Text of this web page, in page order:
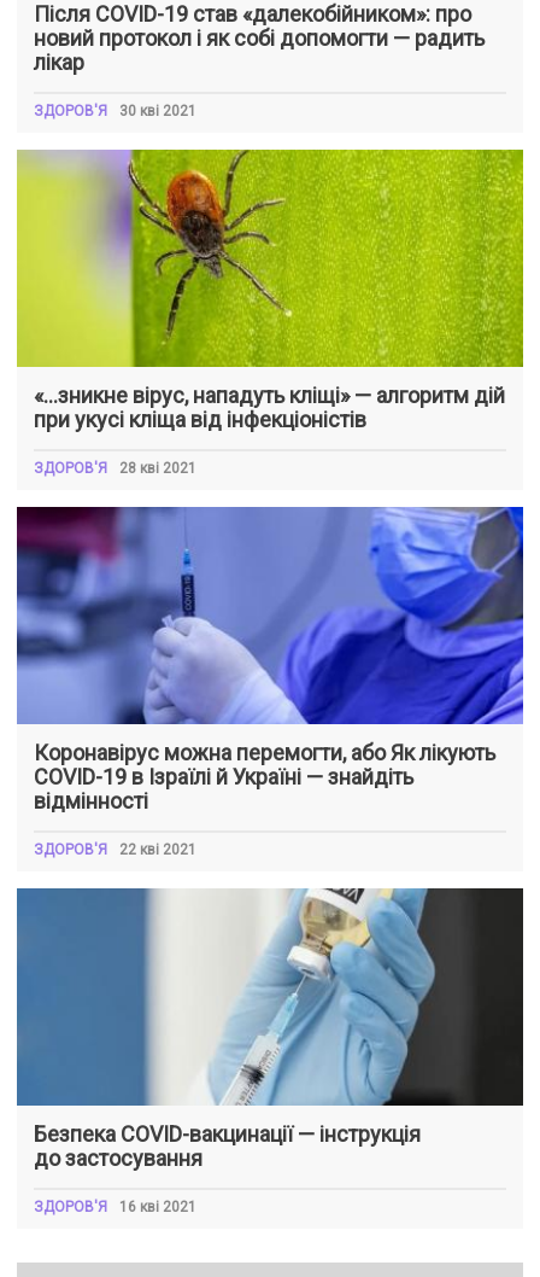
Після COVID-19 став «далекобійником»: про
новий протокол і як собі допомогти — радить
лікар
ЗДОРОВ'Я 30 кві 2021
«…зникне вірус, нападуть кліщі» — алгоритм дій
при укусі кліща від інфекціоністів
ЗДОРОВ'Я 28 кві 2021
Коронавірус можна перемогти, або Як лікують
COVID-19 в Ізраїлі й Україні — знайдіть
відмінності
ЗДОРОВ'Я 22 кві 2021
Безпека COVID-вакцинації — інструкція
до застосування
ЗДОРОВ'Я 16 кві 2021